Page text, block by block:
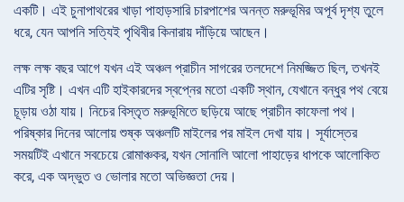
একটি। এই চুনাপাথরের খাড়া পাহাড়সারি চারপাশের অনন্ত মরুভূমির অপূর্ব দৃশ্য তুলে
ধরে, যেন আপনি সত্যিই পৃথিবীর কিনারায় দাঁড়িয়ে আছেন।
লক্ষ লক্ষ বছর আগে যখন এই অঞ্চল প্রাচীন সাগরের তলদেশে নিমজ্জিত ছিল, তখনই
এটির সৃষ্টি। এখন এটি হাইকারদের স্বপ্নের মতো একটি স্থান, যেখানে বন্ধুর পথ বেয়ে
চূড়ায় ওঠা যায়। নিচের বিস্তৃত মরুভূমিতে ছড়িয়ে আছে প্রাচীন কাফেলা পথ।
পরিষ্কার দিনের আলোয় শুষ্ক অঞ্চলটি মাইলের পর মাইল দেখা যায়। সূর্যাস্তের
সময়টিই এখানে সবচেয়ে রোমাঞ্চকর, যখন সোনালি আলো পাহাড়ের ধাপকে আলোকিত
করে, এক অদ্ভুত ও ভোলার মতো অভিজ্ঞতা দেয়।